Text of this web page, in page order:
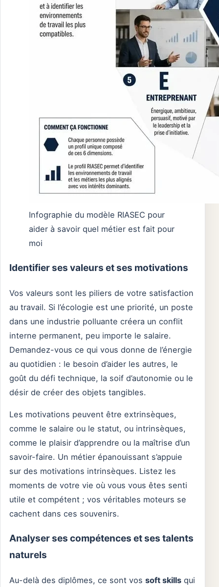
Infographie du modèle RIASEC pour
aider à savoir quel métier est fait pour
moi
Identifier ses valeurs et ses motivations
Vos valeurs sont les piliers de votre satisfaction
au travail. Si l’écologie est une priorité, un poste
dans une industrie polluante créera un conflit
interne permanent, peu importe le salaire.
Demandez-vous ce qui vous donne de l’énergie
au quotidien : le besoin d’aider les autres, le
goût du défi technique, la soif d’autonomie ou le
désir de créer des objets tangibles.
Les motivations peuvent être extrinsèques,
comme le salaire ou le statut, ou intrinsèques,
comme le plaisir d’apprendre ou la maîtrise d’un
savoir-faire. Un métier épanouissant s’appuie
sur des motivations intrinsèques. Listez les
moments de votre vie où vous vous êtes senti
utile et compétent ; vos véritables moteurs se
cachent dans ces souvenirs.
Analyser ses compétences et ses talents
naturels
Au-delà des diplômes, ce sont vos soft skills qui